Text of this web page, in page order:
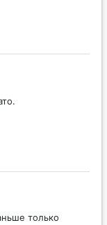
только